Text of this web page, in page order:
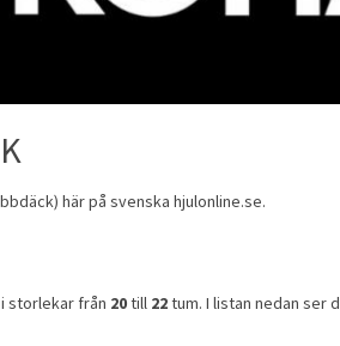
) här på svenska hjulonline.se.
i storlekar från 20till 22tum. I listan nedan ser